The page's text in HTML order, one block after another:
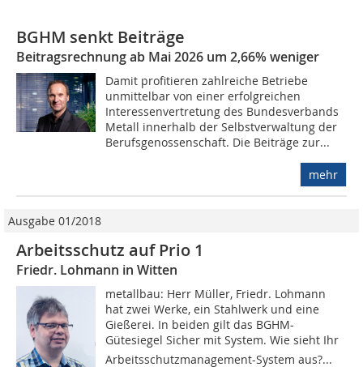
BGHM senkt Beiträge
Beitragsrechnung ab Mai 2026 um 2,66% weniger
Damit profitieren zahlreiche Betriebe
unmittelbar von einer erfolgreichen
Interessenvertretung des Bundesverbands
Metall innerhalb der Selbstverwaltung der
Berufsgenossenschaft. Die Beiträge zur...
mehr
Ausgabe 01/2018
Arbeitsschutz auf Prio 1
Friedr. Lohmann in Witten
metallbau: Herr Müller, Friedr. Lohmann
hat zwei Werke, ein Stahlwerk und eine
Gießerei. In beiden gilt das BGHM-
Gütesiegel Sicher mit System. Wie sieht Ihr
Arbeitsschutzmanagement-System aus?...